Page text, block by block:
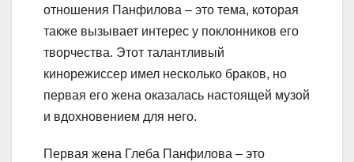
отношения Панфилова – это тема, которая
также вызывает интерес у поклонников его
творчества. Этот талантливый
кинорежиссер имел несколько браков, но
первая его жена оказалась настоящей музой
и вдохновением для него.
Первая жена Глеба Панфилова – это